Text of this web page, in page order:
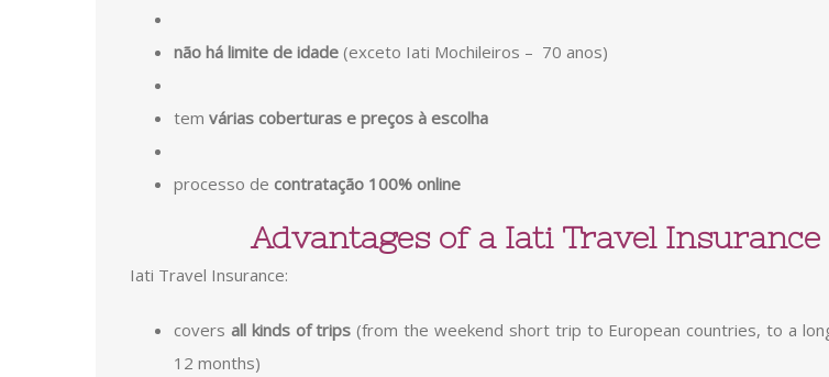
não há limite de idade (exceto Iati Mochileiros – 70 anos)
tem várias coberturas e preços à escolha
processo de contratação 100% online
Advantages of a Iati Travel Insurance
Iati Travel Insurance:
covers all kinds of trips (from the weekend short trip to European countries, to a
12 months)